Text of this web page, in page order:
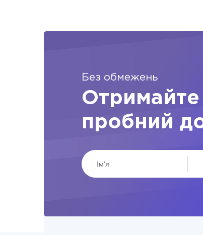
Без обмежень
Отримайте
пробний